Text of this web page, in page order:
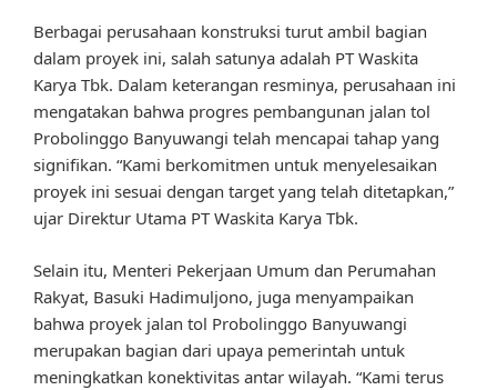
Berbagai perusahaan konstruksi turut ambil bagian
dalam proyek ini, salah satunya adalah PT Waskita
Karya Tbk. Dalam keterangan resminya, perusahaan ini
mengatakan bahwa progres pembangunan jalan tol
Probolinggo Banyuwangi telah mencapai tahap yang
signifikan. “Kami berkomitmen untuk menyelesaikan
proyek ini sesuai dengan target yang telah ditetapkan,”
ujar Direktur Utama PT Waskita Karya Tbk.
Selain itu, Menteri Pekerjaan Umum dan Perumahan
Rakyat, Basuki Hadimuljono, juga menyampaikan
bahwa proyek jalan tol Probolinggo Banyuwangi
merupakan bagian dari upaya pemerintah untuk
meningkatkan konektivitas antar wilayah. “Kami terus